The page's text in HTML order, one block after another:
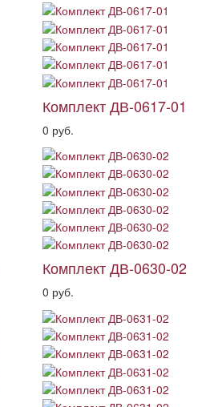
Комплект ДВ-0617-01
0 руб.
Комплект ДВ-0630-02
0 руб.